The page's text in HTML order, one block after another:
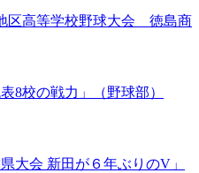
区高等学校野球大会 徳島商
8校の戦力」（野球部）
大会 新田が６年ぶりのV」